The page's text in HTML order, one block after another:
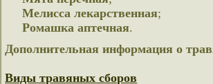
Мелисса лекарственная;
Ромашка аптечная.
Дополнительная информация о
Виды травяных сборов